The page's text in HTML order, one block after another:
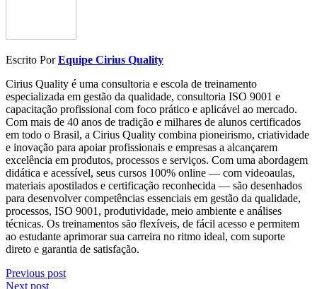
Escrito PorEquipe Cirius Quality
Cirius Quality é uma consultoria e escola de treinamento
especializada em gestão da qualidade, consultoria ISO 9001 e
capacitação profissional com foco prático e aplicável ao mercado.
Com mais de 40 anos de tradição e milhares de alunos certificados
em todo o Brasil, a Cirius Quality combina pioneirismo, criatividade
e inovação para apoiar profissionais e empresas a alcançarem
excelência em produtos, processos e serviços. Com uma abordagem
didática e acessível, seus cursos 100% online — com videoaulas,
materiais apostilados e certificação reconhecida — são desenhados
para desenvolver competências essenciais em gestão da qualidade,
processos, ISO 9001, produtividade, meio ambiente e análises
técnicas. Os treinamentos são flexíveis, de fácil acesso e permitem
ao estudante aprimorar sua carreira no ritmo ideal, com suporte
direto e garantia de satisfação.
Previous post
Next post